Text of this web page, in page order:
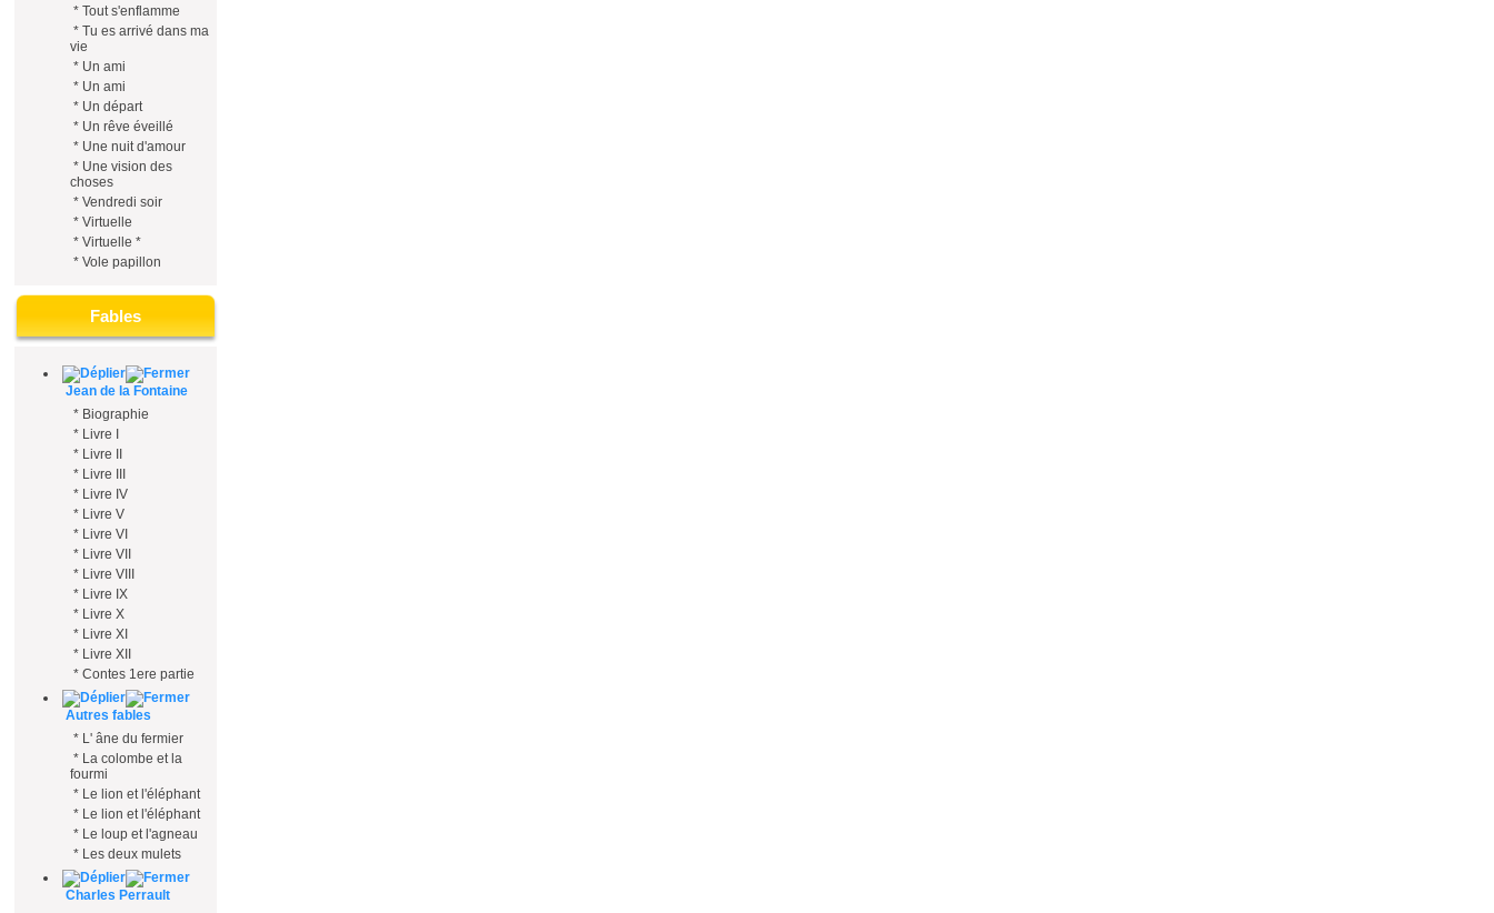
* Tout s'enflamme
* Tu es arrivé dans ma
vie
* Un ami
* Un ami
* Un départ
* Un rêve éveillé
* Une nuit d'amour
* Une vision des
choses
* Vendredi soir
* Virtuelle
* Virtuelle *
* Vole papillon
Fables
Jean de la Fontaine
* Biographie
* Livre I
* Livre II
* Livre III
* Livre IV
* Livre V
* Livre VI
* Livre VII
* Livre VIII
* Livre IX
* Livre X
* Livre XI
* Livre XII
* Contes 1ere partie
Autres fables
* L' âne du fermier
* La colombe et la
fourmi
* Le lion et l'éléphant
* Le lion et l'éléphant
* Le loup et l'agneau
* Les deux mulets
Charles Perrault